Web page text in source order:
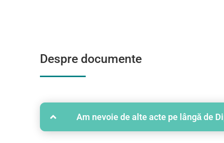
Despre documente
Am nevoie de alte acte pe lângă de